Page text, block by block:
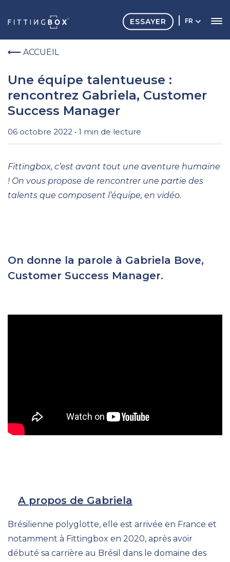
FR
ESSAYER
ACCUEIL
Une équipe talentueuse :
rencontrez Gabriela, Customer
Success Manager
06 octobre 2022 • 1 min de lecture
Fittingbox, c’est avant tout une aventure humaine
! On vous propose de rencontrer une partie des
talents que composent l’équipe, en vidéo.
On donne la parole à Gabriela Bove,
Customer Success Manager.
A propos de Gabriela
Brésilienne polyglotte, elle est arrivée en France et
notamment à Fittingbox en 2020, après avoir
débuté sa carrière au Brésil dans le domaine des